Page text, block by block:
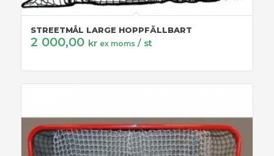
STREETMÅL LARGE HOPPFÄLLBART
2 000,00 kr ex moms / st